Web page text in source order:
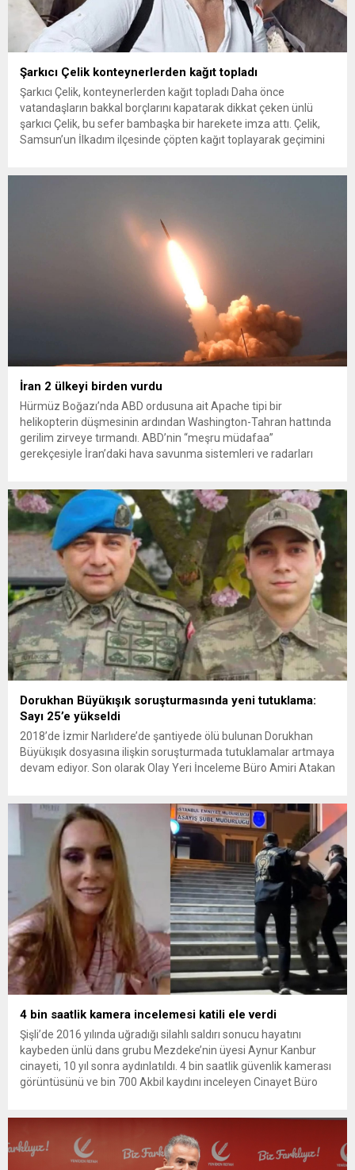
Şarkıcı Çelik konteynerlerden kağıt topladı
Şarkıcı Çelik, konteynerlerden kağıt topladı Daha önce
vatandaşların bakkal borçlarını kapatarak dikkat çeken ünlü
şarkıcı Çelik, bu sefer bambaşka bir harekete imza attı. Çelik,
Samsun’un İlkadım ilçesinde çöpten kağıt toplayarak geçimini
İran 2 ülkeyi birden vurdu
Hürmüz Boğazı’nda ABD ordusuna ait Apache tipi bir
helikopterin düşmesinin ardından Washington-Tahran hattında
gerilim zirveye tırmandı. ABD’nin “meşru müdafaa”
gerekçesiyle İran’daki hava savunma sistemleri ve radarları
yeni bir ABD saldırısına anında yanıt verileceğini duyurdu....
Dorukhan Büyükışık soruşturmasında yeni tutuklama:
Sayı 25’e yükseldi
2018’de İzmir Narlıdere’de şantiyede ölü bulunan Dorukhan
Büyükışık dosyasına ilişkin soruşturmada tutuklamalar artmaya
devam ediyor. Son olarak Olay Yeri İnceleme Büro Amiri Atakan
bulunan Dorukhan Büyükışık’a ilişkin yeniden açılan
soruşturmada tutuklamalar genişliyor. Son olarak dönemin...
4 bin saatlik kamera incelemesi katili ele verdi
Şişli’de 2016 yılında uğradığı silahlı saldırı sonucu hayatını
kaybeden ünlü dans grubu Mezdeke’nin üyesi Aynur Kanbur
cinayeti, 10 yıl sonra aydınlatıldı. 4 bin saatlik güvenlik kamerası
görüntüsünü ve bin 700 Akbil kaydını inceleyen Cinayet Büro